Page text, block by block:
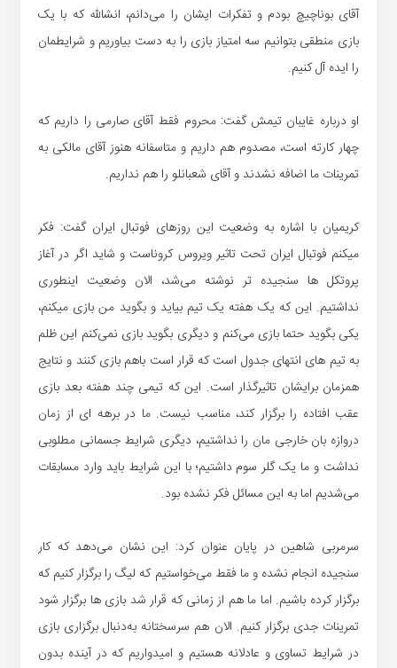
آقای بوناچیچ بودم و تفکرات ایشان را می‌دانم، انشالله که با یک
بازی منطقی بتوانیم سه امتیاز بازی را به دست بیاوریم و شرایطمان
را ایده آل کنیم.
او درباره غایبان تیمش گفت: محروم فقط آقای صارمی را داریم که
چهار کارته است، مصدوم هم داریم و متاسفانه هنوز آقای مالکی به
تمرینات ما اضافه نشدند و آقای شعبانلو را هم نداریم.
کریمیان با اشاره به وضعیت این روزهای فوتبال ایران گفت: فکر
میکنم فوتبال ایران تحت تاثیر ویروس کروناست و شاید اگر در آغاز
پروتکل ها سنجیده تر نوشته می‌شد، الان وضعیت اینطوری
نداشتیم. این که یک هفته یک تیم بیاید و بگوید من بازی میکنم،
یکی بگوید حتما بازی می‌کنم و دیگری بگوید بازی نمی‌کنم این ظلم
به تیم های انتهای جدول است که قرار است باهم بازی کنند و نتایج
همزمان برایشان تاثیرگذار است. این که تیمی چند هفته بعد بازی
عقب افتاده را برگزار کند، مناسب نیست. ما در برهه ای از زمان
دروازه بان خارجی مان را نداشتیم، دیگری شرایط جسمانی مطلوبی
نداشت و ما یک گلر سوم داشتیم؛ با این شرایط باید وارد مسابقات
می‌شدیم اما به این مسائل فکر نشده بود.
سرمربی شاهین در پایان عنوان کرد: این نشان می‌دهد که کار
سنجیده انجام نشده و ما فقط می‌خواستیم که لیگ را برگزار کنیم که
برگزار کرده باشیم. اما ما هم از زمانی که قرار شد بازی ها برگزار شود
تمرینات جدی برگزار کنیم. الان هم سرسختانه به‌دنبال برگزاری بازی
در شرایط تساوی و عادلانه هستیم و امیدواریم که در آینده بدون